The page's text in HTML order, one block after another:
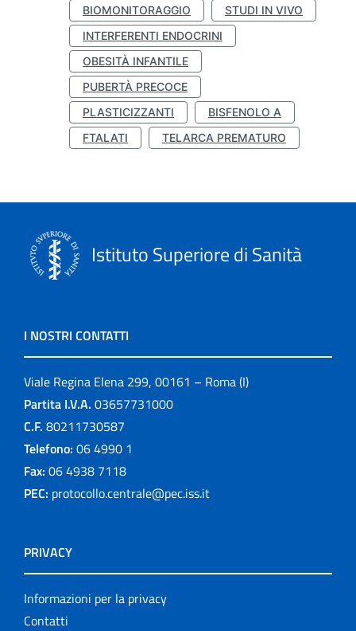
BIOMONITORAGGIO
STUDI IN VIVO
INTERFERENTI ENDOCRINI
OBESITÀ INFANTILE
PUBERTÀ PRECOCE
PLASTICIZZANTI
BISFENOLO A
FTALATI
TELARCA PREMATURO
Istituto Superiore di Sanità
I NOSTRI CONTATTI
Viale Regina Elena 299, 00161 – Roma (I)
Partita I.V.A. 03657731000
C.F. 80211730587
Telefono: 06 4990 1
Fax: 06 4938 7118
PEC: protocollo.centrale@pec.iss.it
PRIVACY
Informazioni per la privacy
Contatti